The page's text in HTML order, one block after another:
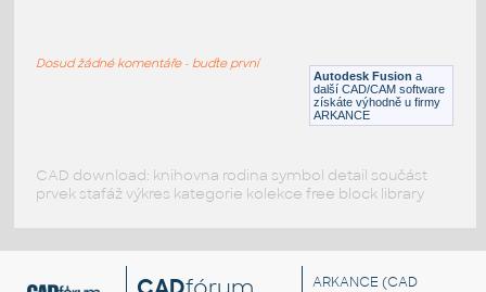
STAINLESS I.D. PIPE ECCENTRIC
Autodesk Fusion a
další CAD/CAM software
získáte výhodně u firmy
ARKANCE
Dosud žádné komentáře - buďte první
CAD download: knihovna rodina symbol detail součást
prvek stafáž výkres kategorie kolekce free block library
ARKANCE (CAD